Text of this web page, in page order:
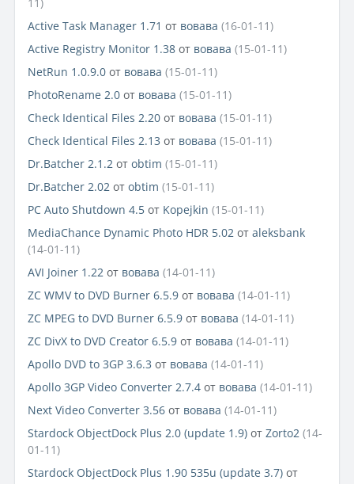
11)
Active Task Manager 1.71 от вовава (16-01-11)
Active Registry Monitor 1.38 от вовава (15-01-11)
NetRun 1.0.9.0 от вовава (15-01-11)
PhotoRename 2.0 от вовава (15-01-11)
Check Identical Files 2.20 от вовава (15-01-11)
Check Identical Files 2.13 от вовава (15-01-11)
Dr.Batcher 2.1.2 от obtim (15-01-11)
Dr.Batcher 2.02 от obtim (15-01-11)
PC Auto Shutdown 4.5 от Kopejkin (15-01-11)
MediaChance Dynamic Photo HDR 5.02 от aleksbank
(14-01-11)
AVI Joiner 1.22 от вовава (14-01-11)
ZC WMV to DVD Burner 6.5.9 от вовава (14-01-11)
ZC MPEG to DVD Burner 6.5.9 от вовава (14-01-11)
ZC DivX to DVD Creator 6.5.9 от вовава (14-01-11)
Apollo DVD to 3GP 3.6.3 от вовава (14-01-11)
Apollo 3GP Video Converter 2.7.4 от вовава (14-01-11)
Next Video Converter 3.56 от вовава (14-01-11)
Stardock ObjectDock Plus 2.0 (update 1.9) от Zorto2 (14-
01-11)
Stardock ObjectDock Plus 1.90 535u (update 3.7) от